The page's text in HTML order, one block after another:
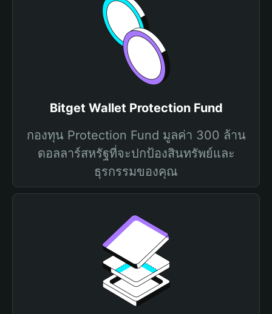
Bitget Wallet Protection Fund
กองทุน Protection Fund มูลค่า 300 ล้าน
ดอลลาร์สหรัฐที่จะปกป้องสินทรัพย์และ
ธุรกรรมของคุณ